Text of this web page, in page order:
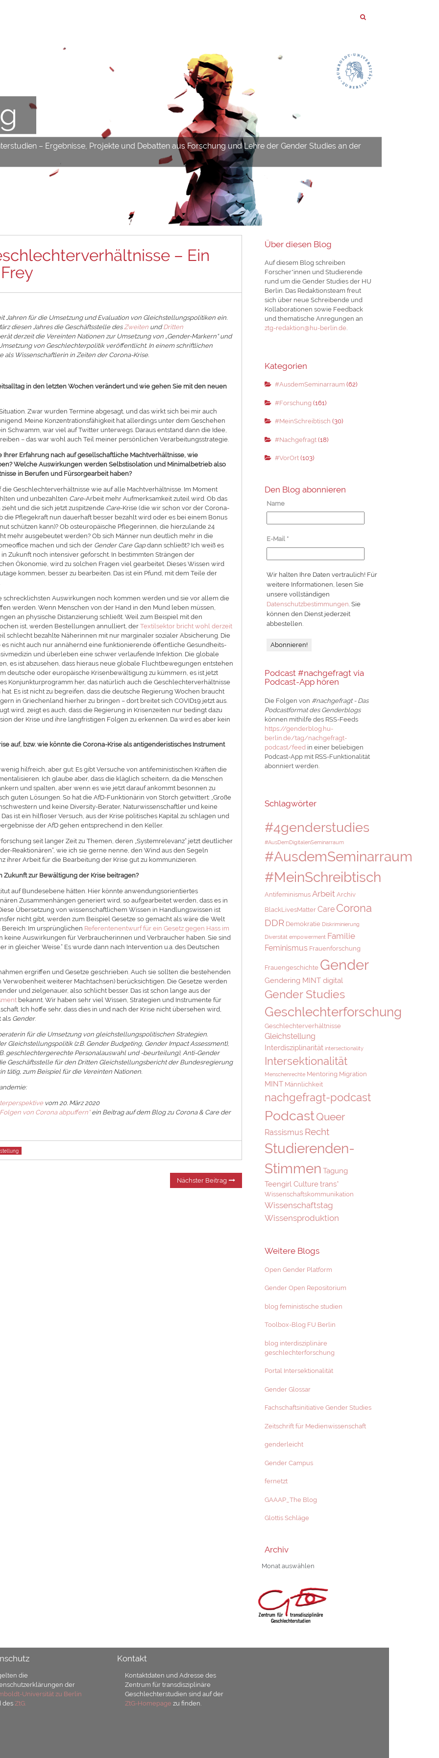
– Ergebnisse, Projekte und Debatten aus Forschung und Lehre der Gender Studies an der
– Ein
Jahren für die Umsetzung und Evaluation von Gleichstellungspolitiken ein.
diesen Jahres die Geschäftsstelle des Zweiten undDritten
derzeit die Vereinten Nationen zur Umsetzung von „Gender-Markern“ und
von Geschlechterpolitik veröffentlicht. In einem schriftlichen
als Wissenschaftlerin in Zeiten der Corona-Krise.
in den letzten Wochen verändert und wie gehen Sie mit den neuen
Zwar wurden Termine abgesagt, und das wirkt sich bei mir auch
Meine Konzentrationsfähigkeit hat allerdings unter dem Geschehen
Schwamm, war viel auf Twitter unterwegs. Daraus entstand dann die Idee,
– das war wohl auch Teil meiner persönlichen Verarbeitungsstrategie.
Erfahrung nach auf gesellschaftliche Machtverhältnisse, wie
Welche Auswirkungen werden Selbstisolation und Minimalbetrieb also
in Berufen und Fürsorgearbeit haben?
Geschlechterverhältnisse wie auf alle Machtverhältnisse. Im Moment
und unbezahlten Care-Arbeit mehr Aufmerksamkeit zuteil wird. Ob das
und die sich jetzt zuspitzende Care-Krise (die wir schon vor der Corona-
die Pflegekraft nun dauerhaft besser bezahlt wird oder es bei einem Bonus
schützen kann)? Ob osteuropäische Pflegerinnen, die hierzulande 24
mehr ausgebeutet werden? Ob sich Männer nun deutlich mehr in die
machen und sich der Gender Care Gapdann schließt? Ich weiß es
Zukunft noch intensiver geforscht. In bestimmten Strängen der
Ökonomie, wird zu solchen Fragen viel gearbeitet. Dieses Wissen wird
kommen, besser zu bearbeiten. Das ist ein Pfund, mit dem Teile der
schrecklichsten Auswirkungen noch kommen werden und sie vor allem die
werden. Wenn Menschen von der Hand in den Mund leben müssen,
an physische Distanzierung schließt. Weil zum Beispiel mit den
ist, werden Bestellungen annulliert, derTextilsektor bricht wohl derzeit
schlecht bezahlte Näherinnen mit nur marginaler sozialer Absicherung. Die
nicht auch nur annähernd eine funktionierende öffentliche Gesundheits-
und überleben eine schwer verlaufende Infektion. Die globale
es ist abzusehen, dass hieraus neue globale Fluchtbewegungen entstehen
deutsche oder europäische Krisenbewältigung zu kümmern, es ist jetzt
Konjunkturprogramm her, das natürlich auch die Geschlechterverhältnisse
Es ist nicht zu begreifen, dass die deutsche Regierung Wochen braucht
in Griechenland hierher zu bringen – dort breitet sich COVID19 jetzt aus.
wird, zeigt es auch, dass die Regierung in Krisenzeiten nur bedingt dazu
der Krise und ihre langfristigen Folgen zu erkennen. Da wird es aber kein
auf, bzw. wie könnte die Corona-Krise als antigenderistisches Instrument
hilfreich, aber gut: Es gibt Versuche von antifeministischen Kräften die
Ich glaube aber, dass die kläglich scheitern, da die Menschen
und spalten, aber wenn es wie jetzt darauf ankommt besonnen zu
guten Lösungen. So hat die AfD-Funktionärin von Storch getwittert: „Große
und keine Diversity-Berater, Naturwissenschaftler und keine
ist ein hilfloser Versuch, aus der Krise politisches Kapital zu schlagen und
der AfD gehen entsprechend in den Keller.
seit langer Zeit zu Themen, deren „Systemrelevanz“ jetzt deutlicher
Reaktionären“, wie ich sie gerne nenne, den Wind aus den Segeln
ihrer Arbeit für die Bearbeitung der Krise gut zu kommunizieren.
Zukunft zur Bewältigung der Krise beitragen?
auf Bundesebene hätten. Hier könnte anwendungsorientiertes
Zusammenhängen generiert wird, so aufgearbeitet werden, dass es in
Übersetzung von wissenschaftlichem Wissen in Handlungswissen ist
nicht gibt, werden zum Beispiel Gesetze so gemacht als wäre die Welt
Im ursprünglichen Referentenentwurf für ein Gesetz gegen Hass im
keine Auswirkungen für Verbraucherinnen und Verbraucher haben. Sie sind
gleicher Weise.“ Es wurde dann nach Intervention u.a. des Deutschen
ergriffen und Gesetze geschrieben. Auch sie sollten die bestehenden
weiterer Machtachsen) berücksichtigen. Die Gesetze werden
und zielgenauer, also schlicht besser. Das ist schon lange aus der
bekannt. Wir haben sehr viel Wissen, Strategien und Instrumente für
Ich hoffe sehr, dass dies in und nach der Krise nicht übersehen wird,
als Gender.
für die Umsetzung von gleichstellungspolitischen Strategien.
Gleichstellungspolitik (z.B. Gender Budgeting, Gender Impact Assessment),
geschlechtergerechte Personalauswahl und -beurteilung), Anti-Gender
Geschäftsstelle für den Dritten Gleichstellungsbericht der Bundesregierung
tätig, zum Beispiel für die Vereinten Nationen.
vom 20. März 2020
von Corona abpuffern“ein Beitrag auf dem Blog zu Corona & Care der
Nächster Beitrag
Beitrag:
Über diesen Blog
Auf diesem Blog schreiben
Forscher*innen und Studierende
rund um die Gender Studies der HU
Berlin. Das Redaktionsteam freut
sich über neue Schreibende und
Kollaborationen sowie Feedback
und thematische Anregungen an
ztg-redaktion@hu-berlin.de.
Kategorien
#AusdemSeminarraum (62)
#Forschung (161)
#MeinSchreibtisch (30)
#Nachgefragt(18)
#VorOrt(103)
Den Blog abonnieren
Name
E-Mail *
Wir halten Ihre Daten vertraulich! Für
weitere Informationen, lesen Sie
unsere vollständigen
Datenschutzbestimmungen . Sie
können den Dienst jederzeit
abbestellen.
Podcast #nachgefragt via
Podcast-App hören
Die Folgen von #nachgefragt - Das
Podcastformat des Genderblogs
können mithilfe des RSS-Feeds
https://genderblog.hu-
berlin.de/tag/nachgefragt-
podcast/feed in einer beliebigen
Podcast-App mit RSS-Funktionalität
abonniert werden.
Schlagwörter
#4genderstudies
#AusDemDigitalenSeminarraum
#AusdemSeminarraum
#MeinSchreibtisch
Antifeminismus Arbeit Archiv
BlackLivesMatter Care Corona
DDR Demokratie Diskriminierung
Diversität empowerment Familie
Feminismus Frauenforschung
Frauengeschichte Gender
Gendering MINT digital
Gender Studies
Geschlechterforschung
Geschlechterverhältnisse
Gleichstellung
Interdisziplinarität intersectionality
Intersektionalität
Menschenrechte Mentoring Migration
MINT Männlichkeit
nachgefragt-podcast
PodcastQueer
Rassismus Recht
Studierenden-
Stimmen Tagung
Teengirl Culturetrans*
Wissenschaftskommunikation
Wissenschaftstag
Wissensproduktion
Weitere Blogs
Open Gender Platform
Gender Open Repositorium
blog feministische studien
Toolbox-Blog FU Berlin
blog interdisziplinäre
geschlechterforschung
Portal Intersektionalität
Gender Glossar
Fachschaftsinitiative Gender Studies
Zeitschrift für Medienwissenschaft
genderleicht
Gender Campus
fernetzt
GAAAP_The Blog
Glottis Schläge
Archiv
Archiv
die
der
Universität zu Berlin
desZtG.
Kontakt
Kontaktdaten und Adresse des
Zentrum für transdisziplinäre
Geschlechterstudien sind auf der
ZtG-Homepagezu finden.